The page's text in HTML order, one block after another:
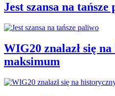
Jest szansa na tańsze
WIG20 znalazł się
maksimum